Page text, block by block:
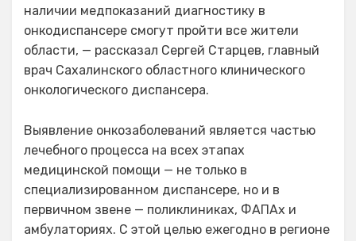
наличии медпоказаний диагностику в
онкодиспансере смогут пройти все жители
области, — рассказал Сергей Старцев, главный
врач Сахалинского областного клинического
онкологического диспансера.
Выявление онкозаболеваний является частью
лечебного процесса на всех этапах
медицинской помощи — не только в
специализированном диспансере, но и в
первичном звене — поликлиниках, ФАПАх и
амбулаториях. С этой целью ежегодно в регионе